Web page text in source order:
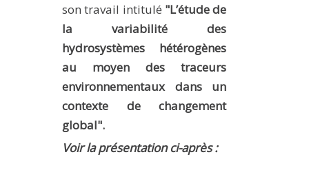
INGÉNIEUR
FORMATION DOCTORALE
THÈSES EN COURS
PRODUCTION
MÉTHODES ET OUTILS
son travail intitulé "L’étude de
la variabilité des
hydrosystèmes hétérogènes
au moyen des traceurs
environnementaux dans un
contexte de changement
global".
Voir la présentation ci-après :